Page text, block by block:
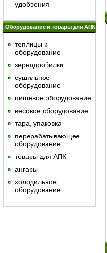
удобрения
Оборудование и товары для АПК
теплицы и
оборудование
зернодробилки
сушильное
оборудование
пищевое оборудование
весовое оборудование
тара, упаковка
перерабатывающее
оборудование
товары для АПК
ангары
холодильное
оборудование